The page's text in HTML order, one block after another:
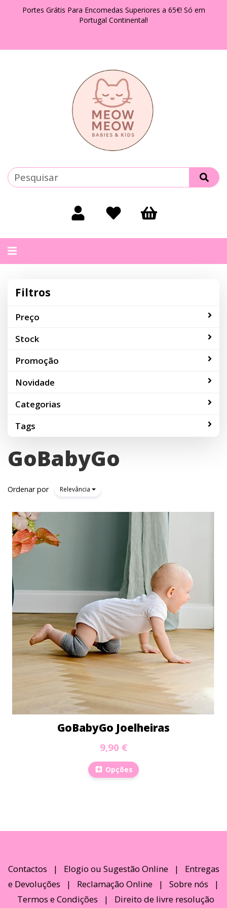
Portes Grátis Para Encomedas Superiores a 65€! Só em
Portugal Continental!
Alternar
Filtros
Preço
Stock
Promoção
Novidade
Categorias
Tags
GoBabyGo
Ordenar por Relevância
GoBabyGo Joelheiras
9,90 €
Opções
Contactos | Elogio ou Sugestão Online| Entregas
e Devoluções | Reclamação Online | Sobre nós |
Termos e Condições | Direito de livre resolução